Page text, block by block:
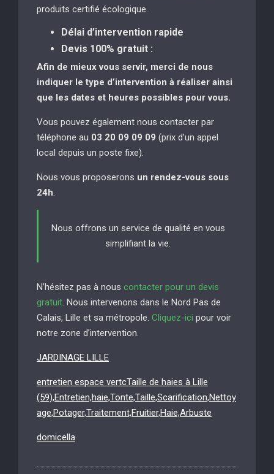
produits certifié écologique.
Délai d’intervention rapide
Devis 100% gratuit :
Afin de mieux vous servir, merci de nous
indiquer le type d’intervention à réaliser ainsi
que les dates et heures possibles pour vous.
Vous pouvez également nous contacter par
téléphone au 03 20 09 09 09 (prix d’un appel
local depuis un poste fixe).
Nous vous proposerons un rendez-vous sous
24h
Nous offrons un service de qualité en vous
simplifiant la vie.
N’hésitez pas à nous contacter pour un devis
gratuit . Nous intervenons dans le Nord Pas de
Calais, Lille et sa métropole. Cliquez-ici pour voir
notre zone d’intervention.
JARDINAGE LILLE
entretien espace vertcTaille de haies à Lille
(59),Entretien,haie,Tonte,Taille,Scarification,Nettoy
age,Potager,Traitement,Fruitier,Haie,Arbuste
domicella